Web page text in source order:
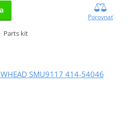
Porovnať
Parts kit
SMU9117 414-54046